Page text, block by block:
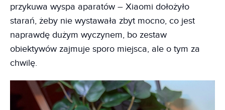
przykuwa wyspa aparatów – Xiaomi dołożyło
starań, żeby nie wystawała zbyt mocno, co jest
naprawdę dużym wyczynem, bo zestaw
obiektywów zajmuje sporo miejsca, ale o tym za
chwilę.